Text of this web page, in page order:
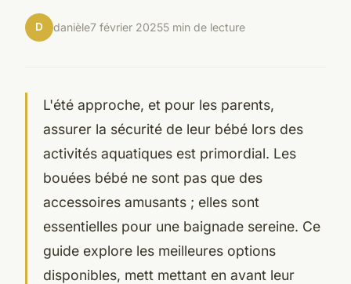
D danièle7 février 20255 min de lecture
L'été approche, et pour les parents,
assurer la sécurité de leur bébé lors des
activités aquatiques est primordial. Les
bouées bébé ne sont pas que des
accessoires amusants ; elles sont
essentielles pour une baignade sereine. Ce
guide explore les meilleures options
disponibles, mett mettant en avant leur